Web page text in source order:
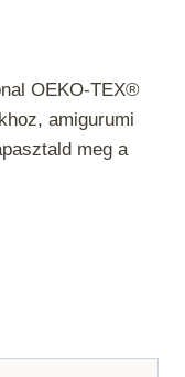
OEKO-TEX®
amigurumi
meg a